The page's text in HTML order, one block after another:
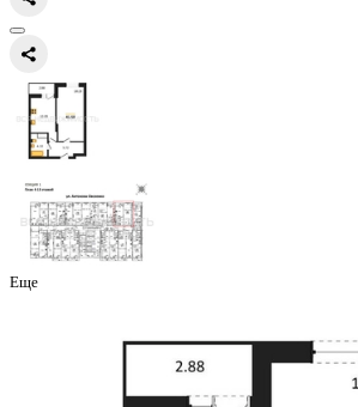
1-комнатная
13/27 этаж
Воронеж, Антонова-Овсеенко ул., д. 35с